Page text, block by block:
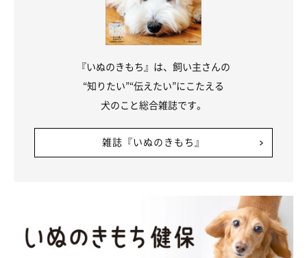
満ち足りた顔をしているのは、そばに人がいるからであり、そば
に人がいてはじめて心にそういう余裕が生まれるのだろう。うー
ないか、タヌキめ。『いぬのきもち』は、飼い主さんの
“知りたい”“伝えたい”にこたえる
犬のこと総合雑誌です。
雑誌『いぬのきもち』